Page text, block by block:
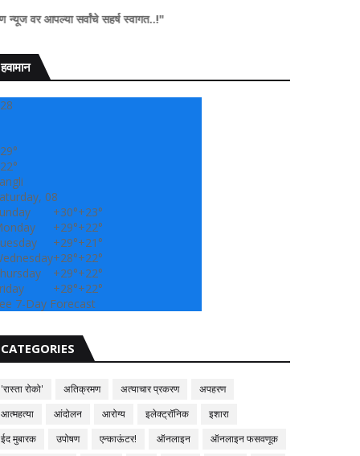
सर्वांचे सहर्ष स्वागत..!"
हवामान
28
29°
22°
08
+30°+23°
+29°+22°
+29°+21°
+28°+22°
+29°+22°
+28°+22°
7-Day Forecast
CATEGORIES
'रास्ता रोको' अतिक्रमण अत्याचार प्रकरण
अपहरण
आत्महत्या
आंदोलन आरोग्य इलेक्ट्रॉनिक
इशारा
ईद मुबारक
उपोषण एन्काऊंटर! ऑनलाइन
ऑनलाइन फसवणूक